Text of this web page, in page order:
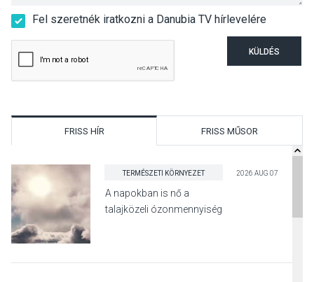
Fel szeretnék iratkozni a Danubia TV hírlevelére
KÜLDÉS
FRISS HÍR FRISS MŰSOR
TERMÉSZETI KÖRNYEZET 2026 AUG 07
A napokban is nő a
talajközeli ózonmennyiség